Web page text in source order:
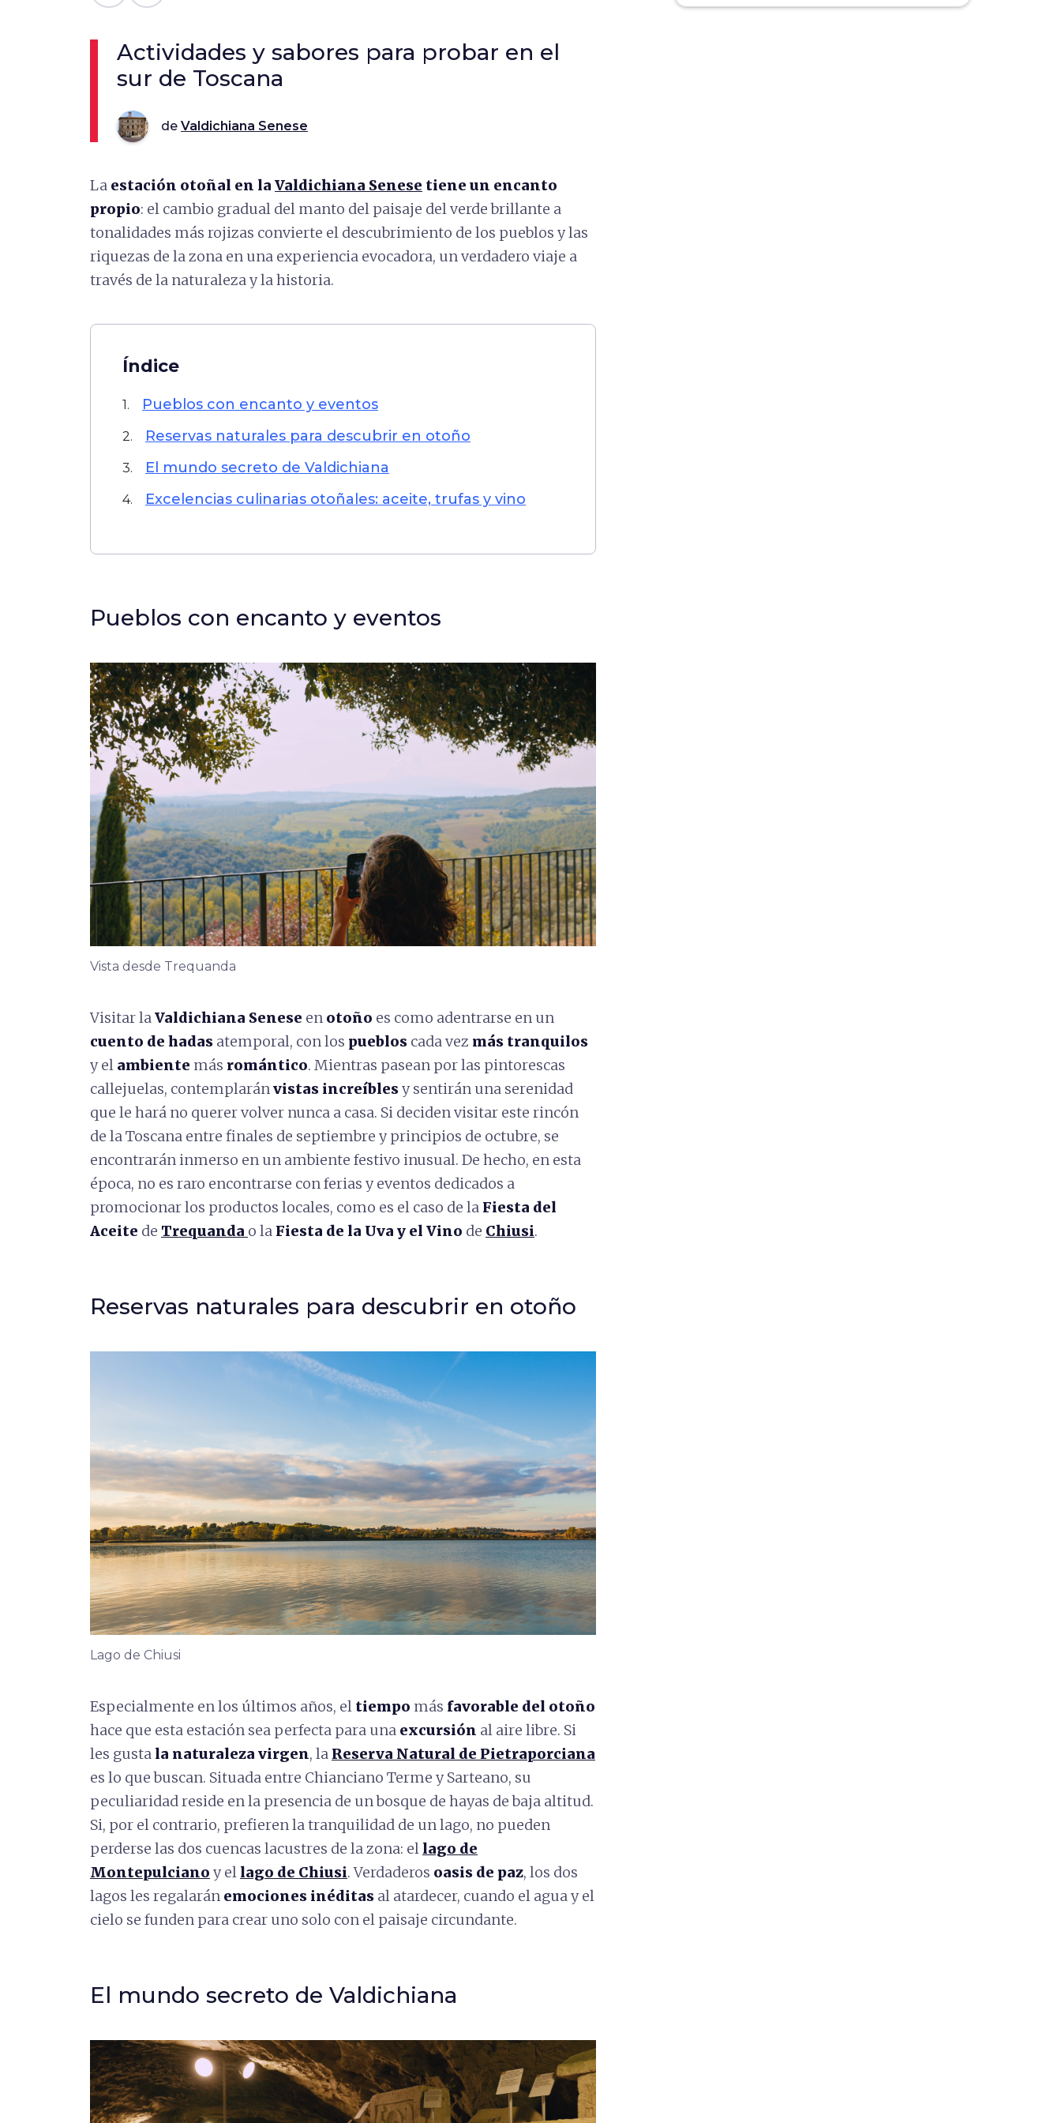
Actividades y sabores para probar en el
sur de Toscana
de Valdichiana Senese
La estación otoñal en la Valdichiana Senese tiene un encanto
propio: el cambio gradual del manto del paisaje del verde brillante a
tonalidades más rojizas convierte el descubrimiento de los pueblos y las
riquezas de la zona en una experiencia evocadora, un verdadero viaje a
través de la naturaleza y la historia.
Índice
1. Pueblos con encanto y eventos
2. Reservas naturales para descubrir en otoño
3. El mundo secreto de Valdichiana
4. Excelencias culinarias otoñales: aceite, trufas y vino
Pueblos con encanto y eventos
Vista desde Trequanda
Visitar laValdichiana Senese en otoño es como adentrarse en un
cuento de hadas atemporal, con los pueblos cada vez más tranquilos
y el ambiente más romántico. Mientras pasean por las pintorescas
callejuelas, contemplaránvistas increíblesy sentirán una serenidad
que le hará no querer volver nunca a casa. Si deciden visitar este rincón
de la Toscana entre finales de septiembre y principios de octubre, se
encontrarán inmerso en un ambiente festivo inusual. De hecho, en esta
época, no es raro encontrarse con ferias y eventos dedicados a
promocionar los productos locales, como es el caso de la Fiesta del
Aceite de Trequanda o la Fiesta de la Uva y el Vino de Chiusi.
Reservas naturales para descubrir en otoño
Lago de Chiusi
Especialmente en los últimos años, el tiempo más favorable del otoño
hace que esta estación sea perfecta para una excursión al aire libre. Si
les gustala naturaleza virgen, la Reserva Natural de Pietraporciana
es lo que buscan. Situada entre Chianciano Terme y Sarteano, su
peculiaridad reside en la presencia de un bosque de hayas de baja altitud.
Si, por el contrario, prefieren la tranquilidad de un lago, no pueden
perderse las dos cuencas lacustres de la zona: ellago de
Montepulciano y ellago de Chiusi. Verdaderos oasis de paz, los dos
lagos les regalarán emociones inéditas al atardecer, cuando el agua y el
cielo se funden para crear uno solo con el paisaje circundante.
El mundo secreto de Valdichiana